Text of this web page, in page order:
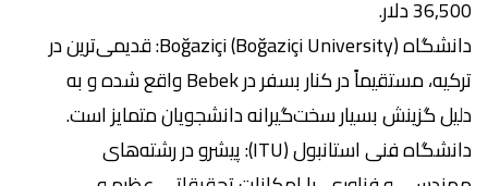
36,500 دلار.
دانشگاه Boğaziçi (Boğaziçi University): قدیمی‌ترین در
ترکیه، مستقیماً در کنار بسفر در Bebek واقع شده و به
دلیل گزینش بسیار سخت‌گیرانه دانشجویان متمایز است.
دانشگاه فنی استانبول (ITU): پیشرو در رشته‌های